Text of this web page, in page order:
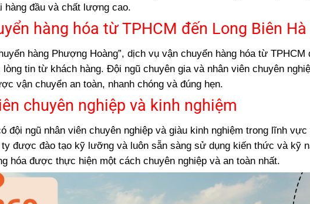
chuyển hàng từ TPHCM (Sài Gòn)đi Hà Nội
đúng hẹn cho hàng hóa từ Sài Gòn đi Long Biên
hàng từ TPHCM đến Long Biên Hà Nội
khi chọn dịch vụ vận chuyển hàng từ Sài Gòn đi Hà Nội
ty vận chuyển hàng từ TPHCM đi Long Biên
được vận chuyển từ Sài Gòn đi Long Biên, Hà Nội
hàng đầu và chất lượng cao.
hàng hóa từ TPHCM đến Long Biên Hà
hàng Phượng Hoàng”, dịch vụ vận chuyển hàng hóa từ TPHCM
tin từ khách hàng. Đội ngũ chuyên gia và nhân viên chuyên
vận chuyển an toàn, nhanh chóng và đúng hẹn.
chuyên nghiệp và kinh nghiệm
đội ngũ nhân viên chuyên nghiệp và giàu kinh nghiệm trong lĩnh vực
được đào tạo kỹ lưỡng và luôn sẵn sàng sử dụng kiến thức và kỹ
hóa được thực hiện một cách chuyên nghiệp và an toàn nhất.